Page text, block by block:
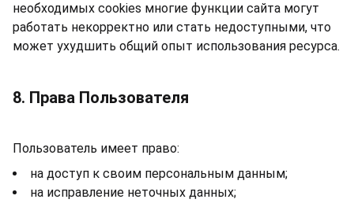
необходимых cookies многие функции сайта могут
работать некорректно или стать недоступными, что
может ухудшить общий опыт использования ресурса.
8. Права Пользователя
Пользователь имеет право:
на доступ к своим персональным данным;
на исправление неточных данных;